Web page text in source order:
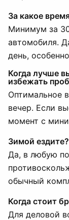
За какое
Минимум за
автомобиля.
день,
Когда лучше
избежать
Оптимальное
вечер. Если
момент с
Зимой ездите?
Да, в любую
обычный
Когда стоит
Для деловой